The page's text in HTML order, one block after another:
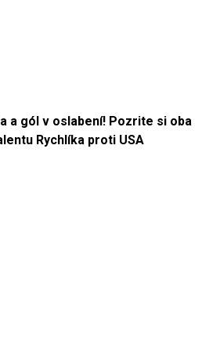
a gól v oslabení! Pozrite si oba
Rychlíka proti USA